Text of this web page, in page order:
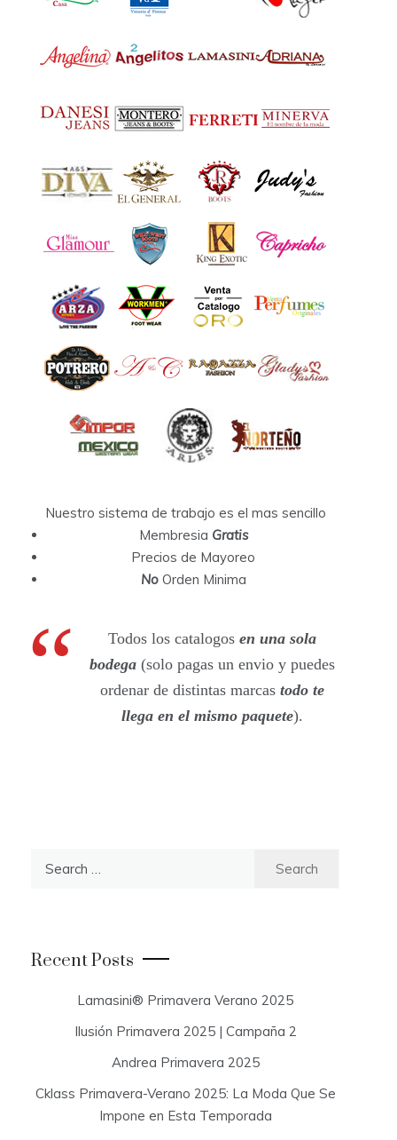
Nuestro sistema de trabajo es el mas sencillo
Membresia Gratis
Precios de Mayoreo
NoOrden Minima
Todos los catalogos en una sola
bodega (solo pagas un envio y puedes
ordenar de distintas marcastodo te
llega en el mismo paquete).
r
:
Recent Posts
Lamasini® Primavera Verano 2025
Ilusión Primavera 2025 | Campaña 2
Andrea Primavera 2025
Cklass Primavera-Verano 2025: La Moda Que Se
Impone en Esta Temporada